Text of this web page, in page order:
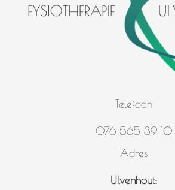
Telefoon
076 565 39 10
Adres
Ulvenhout: